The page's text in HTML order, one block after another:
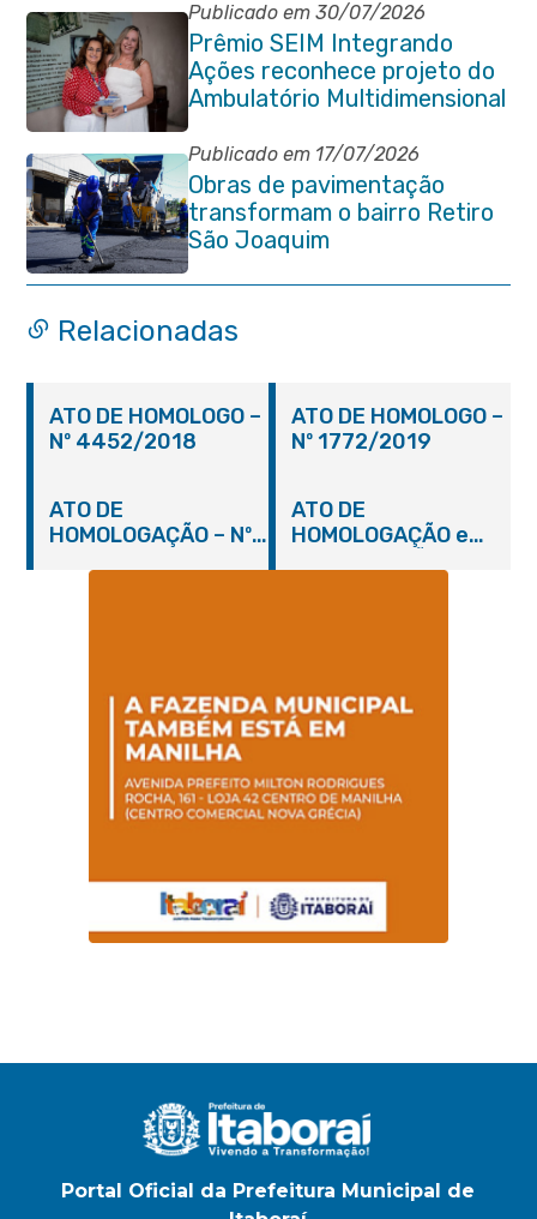
Publicado em 30/07/2026
Prêmio SEIM Integrando
Ações reconhece projeto do
Ambulatório Multidimensional
da Pessoa Idosa de Itaboraí
Publicado em 17/07/2026
Obras de pavimentação
transformam o bairro Retiro
São Joaquim
Relacionadas
ATO DE HOMOLOGO –
Nº 4452/2018
ATO DE HOMOLOGO –
Nº 1772/2019
ATO DE
HOMOLOGAÇÃO – Nº
ATO DE
HOMOLOGAÇÃO e
Portal Oficial da Prefeitura Municipal de